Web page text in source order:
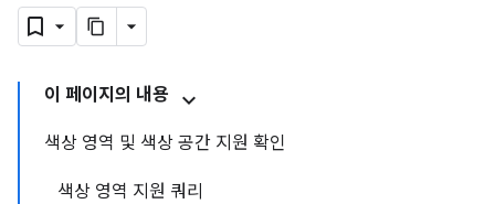
이 페이지의 내용
색상 영역 및 색상 공간 지원 확인
색상 영역 지원 쿼리